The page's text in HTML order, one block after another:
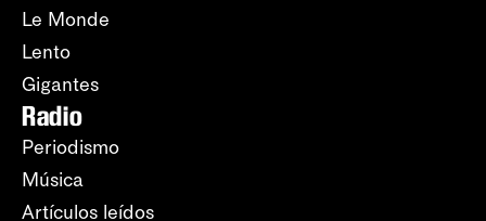
Le Monde
Lento
Gigantes
Radio
Periodismo
Música
Artículos leídos